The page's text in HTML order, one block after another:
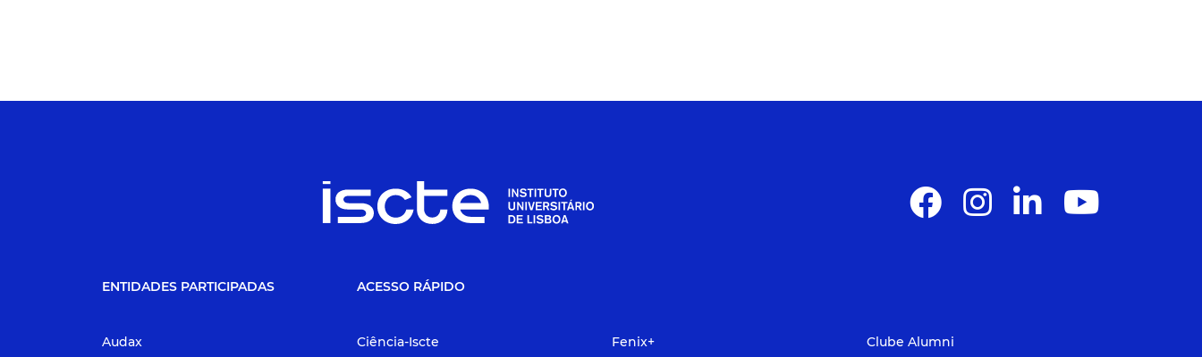
ENTIDADES PARTICIPADAS
Audax
ACESSO RÁPIDO
Ciência-Iscte
Fenix+
Clube Alumni